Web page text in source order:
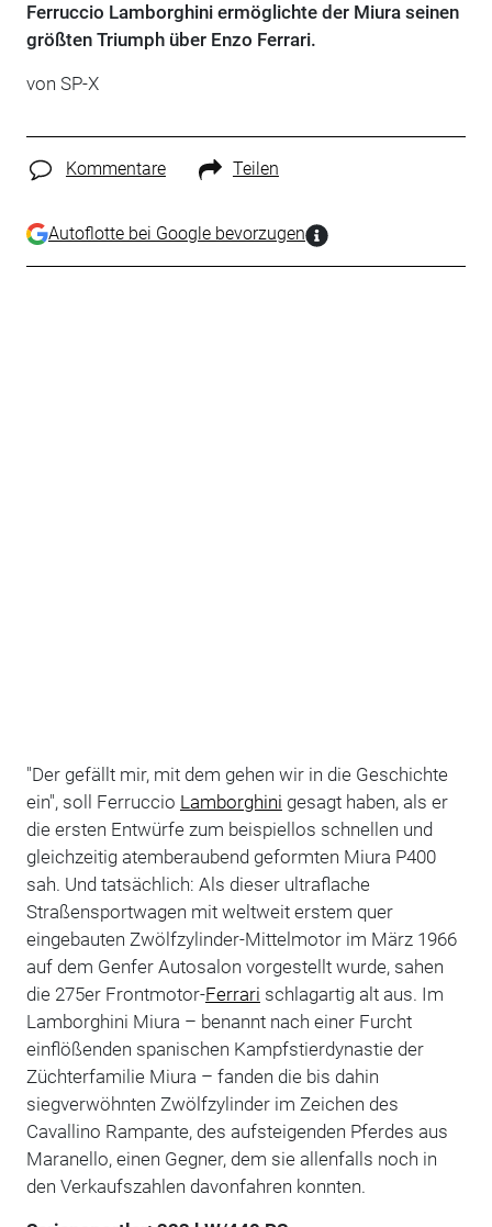
Ferruccio Lamborghini ermöglichte der Miura seinen
größten Triumph über Enzo Ferrari.
von SP-X
Kommentare Teilen
Autoflotte bei Google bevorzugen
"Der gefällt mir, mit dem gehen wir in die Geschichte
ein", soll Ferruccio Lamborghini gesagt haben, als er
die ersten Entwürfe zum beispiellos schnellen und
gleichzeitig atemberaubend geformten Miura P400
sah. Und tatsächlich: Als dieser ultraflache
Straßensportwagen mit weltweit erstem quer
eingebauten Zwölfzylinder-Mittelmotor im März 1966
auf dem Genfer Autosalon vorgestellt wurde, sahen
die 275er Frontmotor-Ferrari schlagartig alt aus. Im
Lamborghini Miura – benannt nach einer Furcht
einflößenden spanischen Kampfstierdynastie der
Züchterfamilie Miura – fanden die bis dahin
siegverwöhnten Zwölfzylinder im Zeichen des
Cavallino Rampante, des aufsteigenden Pferdes aus
Maranello, einen Gegner, dem sie allenfalls noch in
den Verkaufszahlen davonfahren konnten.